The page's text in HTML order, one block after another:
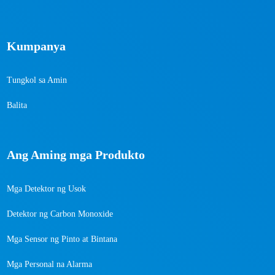
Kumpanya
Tungkol sa Amin
Balita
Ang Aming mga Produkto
Mga Detektor ng Usok
Detektor ng Carbon Monoxide
Mga Sensor ng Pinto at Bintana
Mga Personal na Alarma